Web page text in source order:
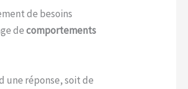
de besoins
decomportements
une réponse, soit de